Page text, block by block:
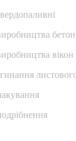
вікон